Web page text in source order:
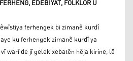
EDEBIYAT, FOLKLOR Û
ferhengek bi zimanê kurdî
ku ferhengek zimanê kurdî ya
warî de jî gelek xebatên hêja kirine, lê